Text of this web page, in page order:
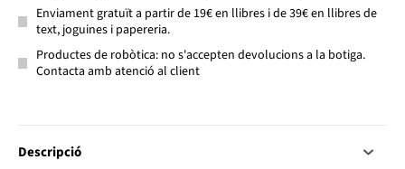
Enviament gratuït a partir de 19€ en llibres i de 39€ en llibres de
text, joguines i papereria.
Productes de robòtica: no s'accepten devolucions a la botiga.
Contacta amb atenció al client
Descripció